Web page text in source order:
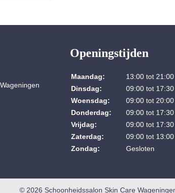
Openingstijden
Maandag:
13:00 tot 21:00
Dinsdag:
09:00 tot 17:30
Woensdag:
09:00 tot 20:00
Donderdag:
09:00 tot 17:30
Vrijdag:
09:00 tot 17:30
Zaterdag:
09:00 tot 13:00
Zondag:
Gesloten
© 2026 Schoonheidssalon Skin Care